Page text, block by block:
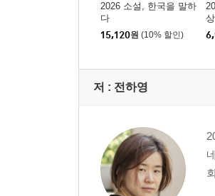
2026 소설, 한국을 말하
다
15,120원 (10% 할인)
저 : 전하영